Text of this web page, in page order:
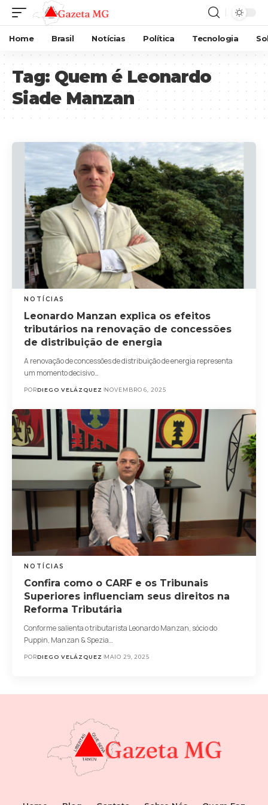
Home Brasil Notícias Política Tecnologia
Tag: Quem é Leonardo
Siade Manzan
NOTÍCIAS
Leonardo Manzan explica os efeitos
tributários na renovação de concessões
de distribuição de energia
A renovação de concessões de distribuição de energia representa
um momento decisivo…
PORDIEGO VELÁZQUEZ NOVEMBRO 6, 2025
NOTÍCIAS
Confira como o CARF e os Tribunais
Superiores influenciam seus direitos na
Reforma Tributária
Conforme salienta o tributarista Leonardo Manzan, sócio do
Puppin, Manzan & Spezia…
PORDIEGO VELÁZQUEZ MAIO 29, 2025